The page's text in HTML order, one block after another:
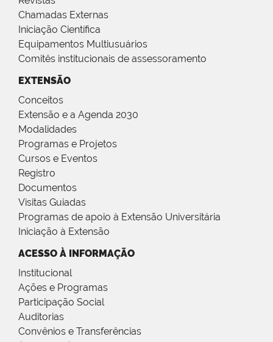
Chamadas Externas
Iniciação Científica
Equipamentos Multiusuários
Comitês institucionais de assessoramento
EXTENSÃO
Conceitos
Extensão e a Agenda 2030
Modalidades
Programas e Projetos
Cursos e Eventos
Registro
Documentos
Visitas Guiadas
Programas de apoio à Extensão Universitária
Iniciação à Extensão
ACESSO À INFORMAÇÃO
Institucional
Ações e Programas
Participação Social
Auditorias
Convênios e Transferências